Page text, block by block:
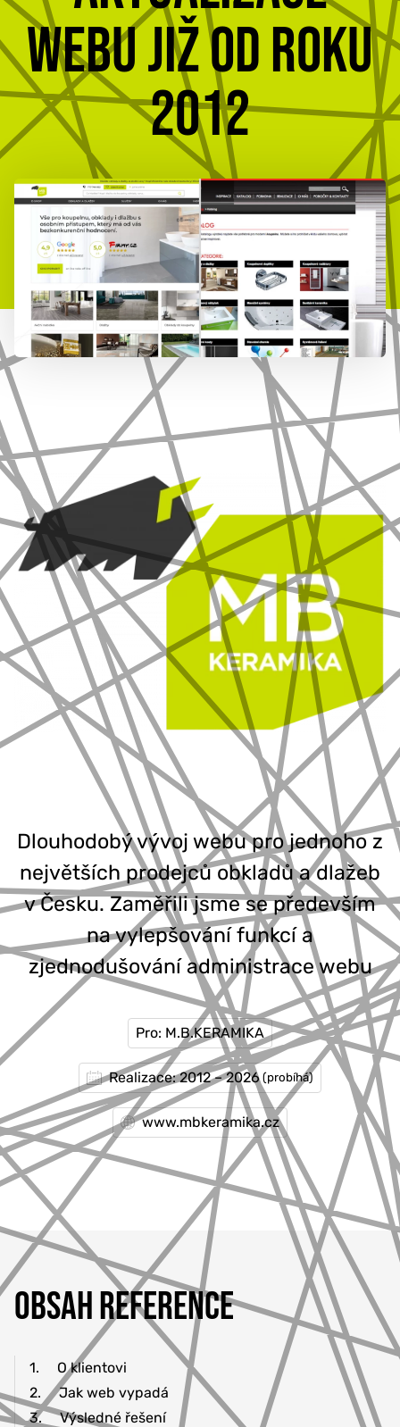
777 353 464
WEBU JIŽ OD ROKU
2012
Dlouhodobý vývoj webu pro jednoho z
největších prodejců obkladů a dlažeb
v Česku. Zaměřili jsme se především
na vylepšování funkcí a
zjednodušování administrace webu
Pro: M.B.KERAMIKA
Realizace: 2012 – 2026(probíhá)
www.mbkeramika.cz
OBSAH REFERENCE
1.
O klientovi
2.
Jak web vypadá
3.
Výsledné řešení